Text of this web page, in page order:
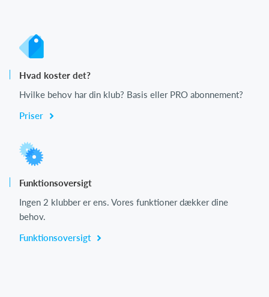
Hvad koster det?
Hvilke behov har din klub? Basis eller PRO abonnement?
Priser
Funktionsoversigt
Ingen 2 klubber er ens. Vores funktioner dækker dine
behov.
Funktionsoversigt